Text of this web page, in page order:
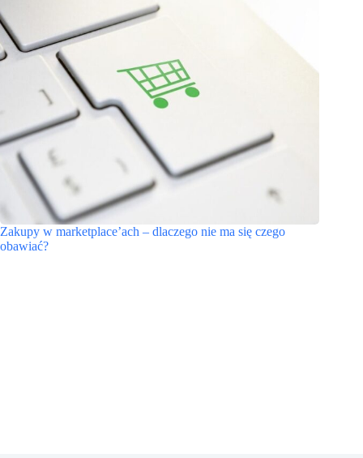
Zakupy w marketplace’ach – dlaczego nie ma się czego
obawiać?